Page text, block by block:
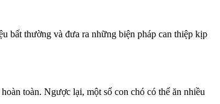
bất thường và đưa ra những biện pháp can thiệp kịp
toàn. Ngược lại, một số con chó có thể ăn nhiều